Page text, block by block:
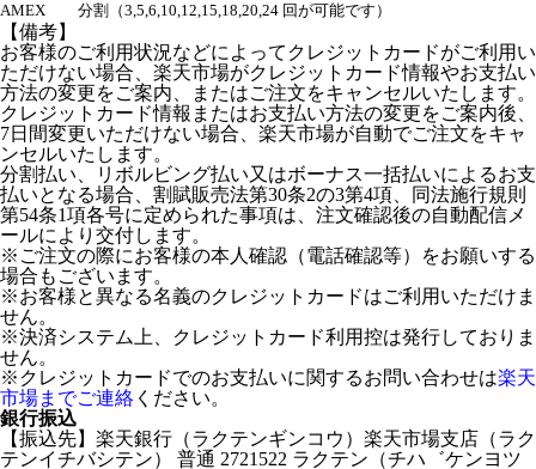
AMEX
分割（3,5,6,10,12,15,18,20,24 回が可能です）
【備考】
お客様のご利用状況などによってクレジットカードがご利用い
ただけない場合、楽天市場がクレジットカード情報やお支払い
方法の変更をご案内、またはご注文をキャンセルいたします。
クレジットカード情報またはお支払い方法の変更をご案内後、
7日間変更いただけない場合、楽天市場が自動でご注文をキャ
ンセルいたします。
分割払い、リボルビング払い又はボーナス一括払いによるお支
払いとなる場合、割賦販売法第30条2の3第4項、同法施行規則
第54条1項各号に定められた事項は、注文確認後の自動配信メ
ールにより交付します。
※ご注文の際にお客様の本人確認（電話確認等）をお願いする
場合もございます。
※お客様と異なる名義のクレジットカードはご利用いただけま
せん。
※決済システム上、クレジットカード利用控は発行しておりま
せん。
※クレジットカードでのお支払いに関するお問い合わせは楽天
市場までご連絡 ください。
銀行振込
【振込先】楽天銀行（ラクテンギンコウ）楽天市場支店（ラク
テンイチバシテン） 普通 2721522 ラクテン（チハ゛ケンヨツ